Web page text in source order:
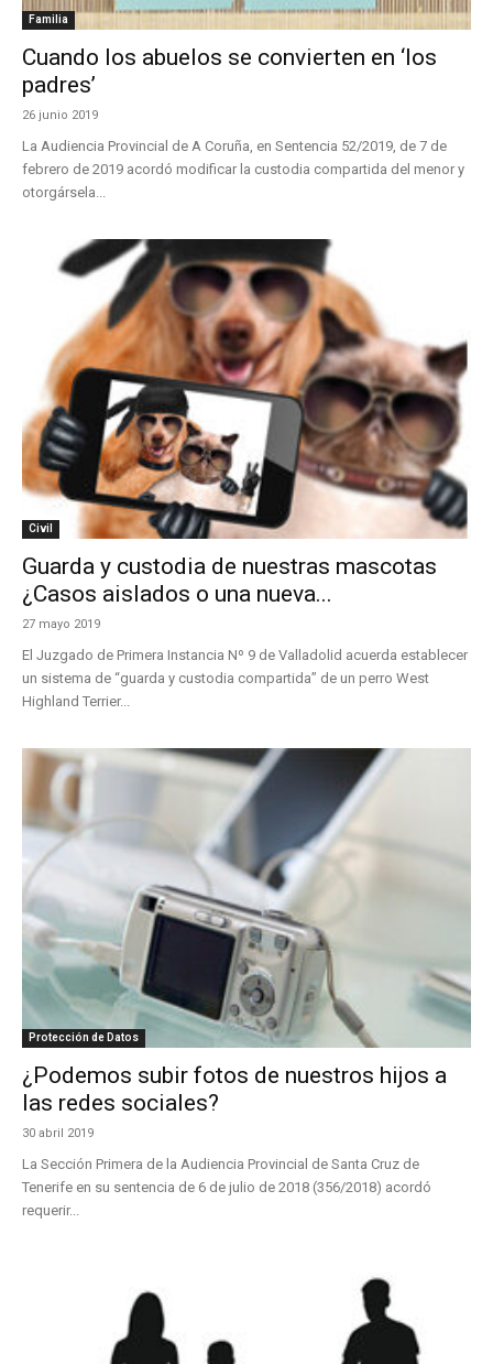
Familia
Cuando los abuelos se convierten en ‘los
padres’
26 junio 2019
La Audiencia Provincial de A Coruña, en Sentencia 52/2019, de 7 de
febrero de 2019 acordó modificar la custodia compartida del menor y
otorgársela...
Civil
Guarda y custodia de nuestras mascotas
¿Casos aislados o una nueva...
27 mayo 2019
El Juzgado de Primera Instancia Nº 9 de Valladolid acuerda establecer
un sistema de “guarda y custodia compartida” de un perro West
Highland Terrier...
Protección de Datos
¿Podemos subir fotos de nuestros hijos a
las redes sociales?
30 abril 2019
La Sección Primera de la Audiencia Provincial de Santa Cruz de
Tenerife en su sentencia de 6 de julio de 2018 (356/2018) acordó
requerir...